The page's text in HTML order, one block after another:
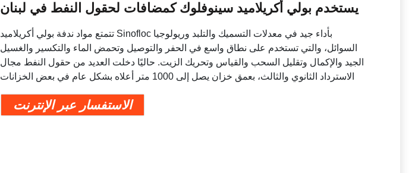
يستخدم بولي أكريلاميد سينوفلوك كمضافات لحقول النفط في لبنان
تتمتع مواد ندفة بولي أكريلاميد Sinofloc بأداء جيد في معدلات التسميك والتلبد وريولوجيا
السوائل، والتي تستخدم على نطاق واسع في الحفر والتوصيل وتحمض الماء والتكسير والغسيل
الجيد والإكمال وتقليل السحب والقياس وتحريك الزيت. حاليًا دخلت العديد من حقول النفط مجال
الاسترداد الثانوي والثالث، بعمق خزان يصل إلى 1000 متر أعلاه بشكل عام في بعض الخزانات
الاستفسار عبر الإنترنت